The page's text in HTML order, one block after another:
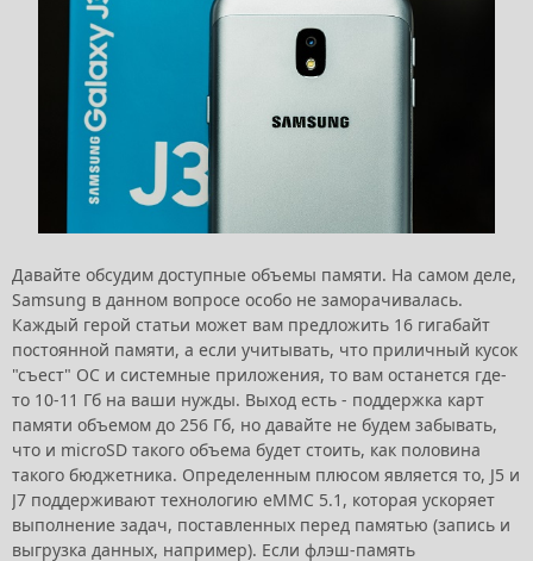
Давайте обсудим доступные объемы памяти. На самом деле,
Samsung в данном вопросе особо не заморачивалась.
Каждый герой статьи может вам предложить 16 гигабайт
постоянной памяти, а если учитывать, что приличный кусок
"съест" ОС и системные приложения, то вам останется где-
то 10-11 Гб на ваши нужды. Выход есть - поддержка карт
памяти объемом до 256 Гб, но давайте не будем забывать,
что и microSD такого объема будет стоить, как половина
такого бюджетника. Определенным плюсом является то, J5 и
J7 поддерживают технологию eMMC 5.1, которая ускоряет
выполнение задач, поставленных перед памятью (запись и
выгрузка данных, например). Если флэш-память